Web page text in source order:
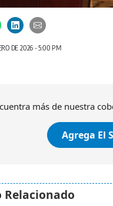
DE 2026 - 5:00 PM
más de nuestra
Agrega El